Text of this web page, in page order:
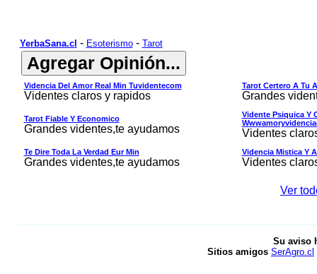
YerbaSana.cl - Esoterismo- Tarot
Videncia Del Amor Real Min Tuvidentecom
Videntes claros y rapidos
Tarot Certero A Tu
Grandes
Tarot Fiable Y Economico
Grandes videntes,te ayudamos
Vidente Psiquica Y
Videntes
Te Dire Toda La Verdad Eur Min
Grandes videntes,te ayudamos
Videncia Mistica Y
Videntes
Ver
Su aviso
Sitios amigos SerAgro.cl